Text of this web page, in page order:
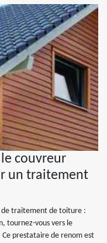
couvreur
un traitement
de traitement de toiture :
tournez-vous vers le
prestataire de renom est